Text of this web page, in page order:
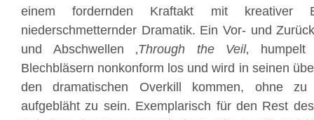
einem fordernden Kraftakt mit kreativer
niederschmetternder Dramatik. Ein Vor- und
und Abschwellen ‚Through the Veil‚ humpelt
Blechbläsern nonkonform los und wird in seinen
den dramatischen Overkill kommen, ohne zu
aufgebläht zu sein. Exemplarisch für den Rest